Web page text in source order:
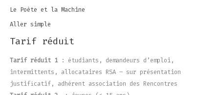
Le Poète et la Machine
Aller simple
Tarif réduit
Tarif réduit 1 : étudiants, demandeurs d’emploi,
intermittents, allocataires RSA – sur présentation
justificatif, adhérent association des Rencontres